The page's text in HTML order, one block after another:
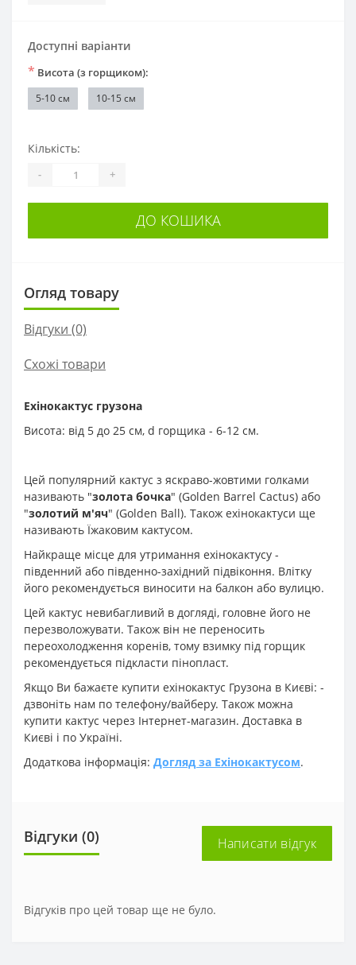
Доступні варіанти
* Висота (з горщиком):
5-10 см 10-15 см
Кількість:
- +
ДО КОШИКА
Огляд товару
Відгуки (0)
Схожі товари
Ехінокактус грузона
Висота: від 5 до 25 см, d горщика - 6-12 см.
Цей популярний кактус з яскраво-жовтими голками
називають "золота бочка" (Golden Barrel Cactus) або
"золотий м'яч" (Golden Ball). Також ехінокактуси ще
називають Їжаковим кактусом.
Найкраще місце для утримання ехінокактусу -
південний або південно-західний підвіконня. Влітку
його рекомендується виносити на балкон або вулицю.
Цей кактус невибагливий в догляді, головне його не
перезволожувати. Також він не переносить
переохолодження коренів, тому взимку під горщик
рекомендується підкласти пінопласт.
Якщо Ви бажаєте купити ехінокактус Грузона в Києві: -
дзвоніть нам по телефону/вайберу. Також можна
купити кактус через Інтернет-магазин. Доставка в
Києві і по Україні.
Додаткова інформація: Догляд за Ехінокактусом.
Відгуки (0) Написати відгук
Відгуків про цей товар ще не було.